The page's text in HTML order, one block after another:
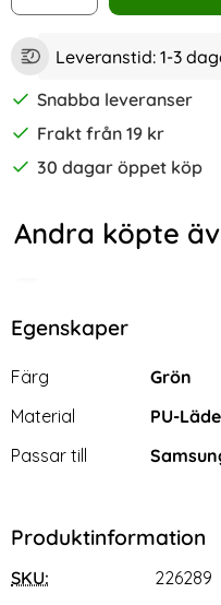
Leveranstid: 1-3
Snabba leveranser
Frakt från 19 kr
30 dagar öppet köp
Andra köpte
Touch Rosa
Galaxy A35 5G Fodral
2-Pack Samsung A35 5G
Egenskaper
Egenskaper/attribut för
Attribut
Färg
Grön
Material
PU-
Passar till
Produktinformation
SKU: 226289